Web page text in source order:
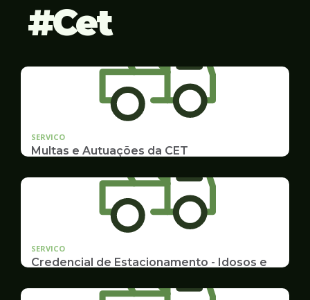
Cet
SERVICO
Multas e Autuações da CET
da CET desta semana
SERVICO
Credencial de Estacionamento - Idosos e
Cadastramento e Renovação